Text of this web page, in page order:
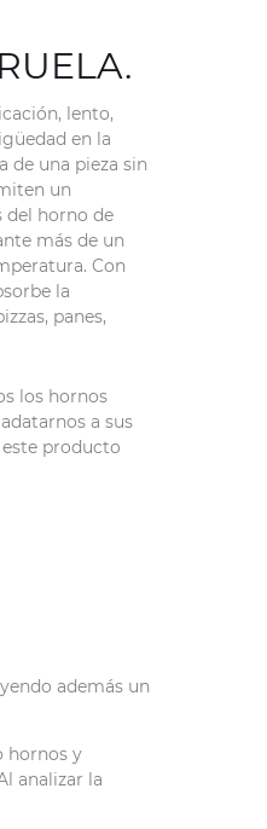
lento,
en la
de una pieza sin
un
del horno de
más de un
Con
la
panes,
los hornos
a sus
producto
además un
hornos y
analizar la